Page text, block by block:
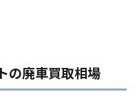
の廃車買取相場